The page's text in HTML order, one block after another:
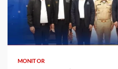
1 min read
MONITOR